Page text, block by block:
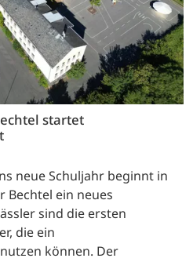
startet
neue Schuljahr beginnt in
Bechtel ein neues
sind die ersten
die ein
können. Der